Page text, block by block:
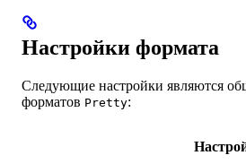
Настройки формата
Следующие настройки являются
форматов Pretty: